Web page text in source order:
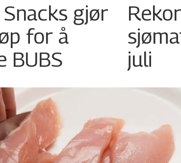
gjør
for å
BUBS
juli